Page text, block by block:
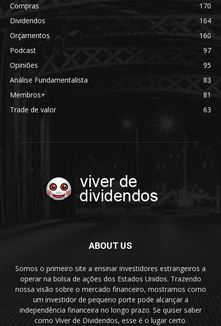
Compras
170
Dividendos
164
Orçamentos
160
Podcast
97
Opiniões
95
Análise Fundamentalista
83
Membros+
81
Trade de valor
63
ABOUT US
Somos o primeiro site a ensinar investidores estrangeiros a
operar na bolsa de ações dos Estados Unidos. Trazendo
nossa visão sobre o mercado financeiro, mostramos como
um investidor de pequeno porte pode alcançar a
independência financeira no longo prazo. Se quiser saber
como Viver de Dividendos, esse é o lugar certo.